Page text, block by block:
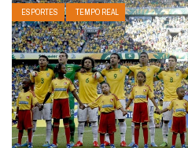
ESPORTES TEMPO REAL